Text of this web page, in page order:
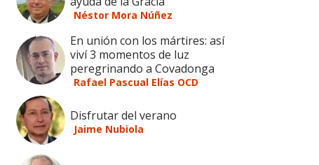
Néstor Mora Núñez
En unión con los mártires: así
viví 3 momentos de luz
peregrinando a Covadonga
Rafael Pascual Elías OCD
Disfrutar del verano
Jaime Nubiola